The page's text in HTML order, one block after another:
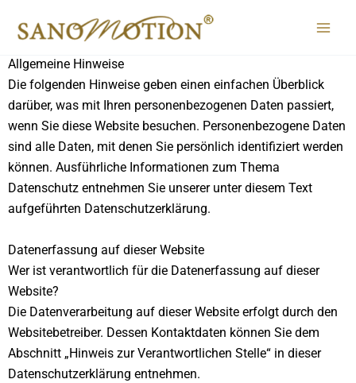
Inhalt
1. Datenschutz auf einen Blick
Allgemeine Hinweise
Die folgenden Hinweise geben einen einfachen Überblick
darüber, was mit Ihren personenbezogenen Daten passiert,
wenn Sie diese Website besuchen. Personenbezogene Daten
sind alle Daten, mit denen Sie persönlich identifiziert werden
können. Ausführliche Informationen zum Thema
Datenschutz entnehmen Sie unserer unter diesem Text
aufgeführten Datenschutzerklärung.
Datenerfassung auf dieser Website
Wer ist verantwortlich für die Datenerfassung auf dieser
Website?
Die Datenverarbeitung auf dieser Website erfolgt durch den
Websitebetreiber. Dessen Kontaktdaten können Sie dem
Abschnitt „Hinweis zur Verantwortlichen Stelle“ in dieser
Datenschutzerklärung entnehmen.